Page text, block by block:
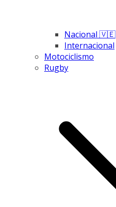
Nacional 🇻🇪
Internacional
Motociclismo
Rugby